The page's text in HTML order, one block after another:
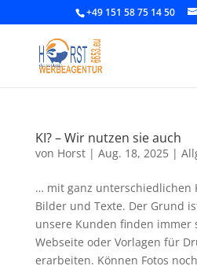
+49 151 58 75 14 50
KI? – Wir nutzen sie auch
von Horst| Aug. 18, 2025|
… mit ganz unterschiedlichen
Bilder und Texte. Der Grund
unsere Kunden finden immer
Webseite oder Vorlagen für
erarbeiten. Können Fotos